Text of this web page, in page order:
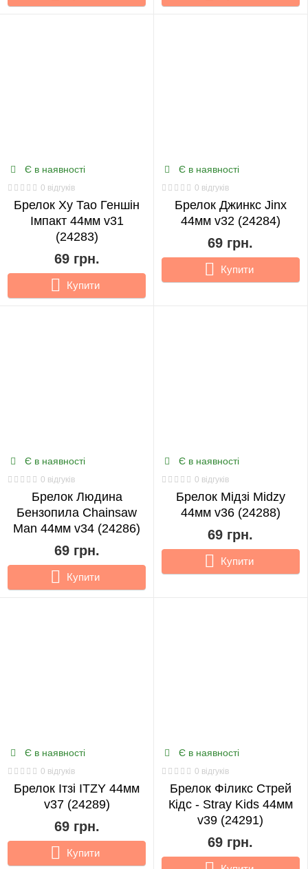
Є в наявності
0 відгуків
Брелок Ху Тао Геншін
Імпакт 44мм v31
(24283)
69 грн.
Купити
Є в наявності
0 відгуків
Брелок Джинкс Jinx
44мм v32 (24284)
69 грн.
Купити
Є в наявності
0 відгуків
Брелок Людина
Бензопила Chainsaw
Man 44мм v34 (24286)
69 грн.
Купити
Є в наявності
0 відгуків
Брелок Мідзі Midzy
44мм v36 (24288)
69 грн.
Купити
Є в наявності
0 відгуків
Брелок Ітзі ITZY 44мм
v37 (24289)
69 грн.
Купити
Є в наявності
0 відгуків
Брелок Філикс Стрей
Кідс - Stray Kids 44мм
v39 (24291)
69 грн.